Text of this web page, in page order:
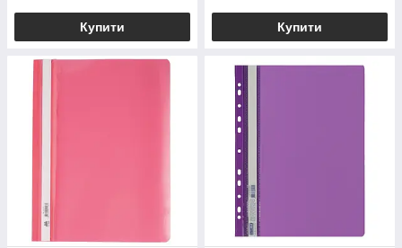
Купити Купити